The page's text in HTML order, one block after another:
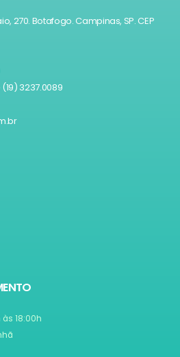
270. Botafogo. Campinas, SP. CEP
3237.0089
18:00h